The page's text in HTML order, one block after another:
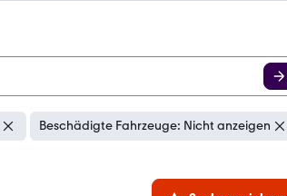
Beschädigte Fahrzeuge: Nicht anzeigen